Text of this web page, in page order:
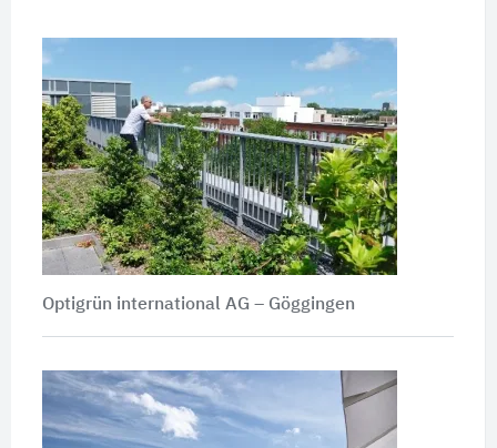
Optigrün international AG – Göggingen